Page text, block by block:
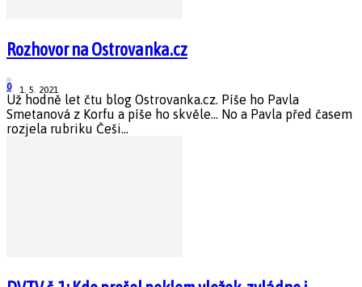
Rozhovor na Ostrovanka.cz
1. 5. 2021
0
Už hodně let čtu blog Ostrovanka.cz. Píše ho Pavla
Smetanová z Korfu a píše ho skvěle... No a Pavla před časem
rozjela rubriku Češi...